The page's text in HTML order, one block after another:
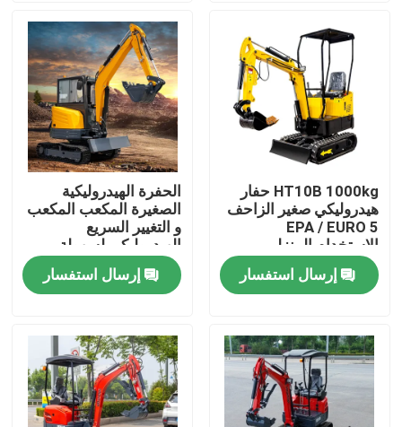
جولة في المعمل
ضبط الجودة
اتصل بنا
أخبار
Hightop Mini Excavator
حفر هيدروليكي صغير
HT10B 1000kg حفار
هيدروليكي صغير الزاحف
EPA / EURO 5
الاستخدام المنزلي
إرسال استفسار
الحفرة الهيدروليكية
الصغيرة المكعب المكعب
و التغيير السريع
الهيدروليكي لسهولة
التشغيل
إرسال استفسار